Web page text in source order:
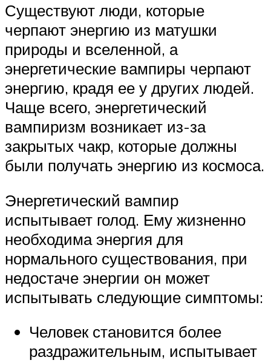
Существуют люди, которые
черпают энергию из матушки
природы и вселенной, а
энергетические вампиры черпают
энергию, крадя ее у других людей.
Чаще всего, энергетический
вампиризм возникает из-за
закрытых чакр, которые должны
были получать энергию из космоса.
Энергетический вампир
испытывает голод. Ему жизненно
необходима энергия для
нормального существования, при
недостаче энергии он может
испытывать следующие симптомы:
Человек становится более
раздражительным, испытывает